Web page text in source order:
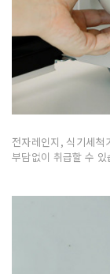
전자레인지, 식기세척
부담없이 취급할 수 있